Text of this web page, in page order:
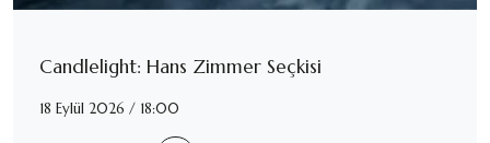
Candlelight: Hans Zimmer Seçkisi
18 Eylül 2026 / 18:00